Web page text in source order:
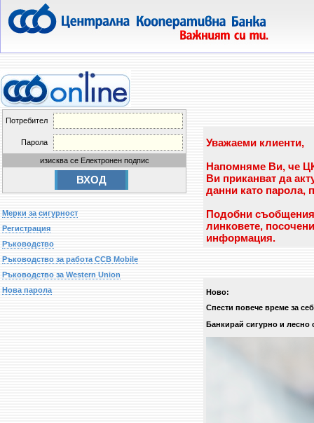
Потребител
Парола
изисква се Електронен подпис
Мерки за сигурност
Регистрация
Ръководство
Ръководство за работа CCB Mobile
Ръководство за Western Union
Нова парола
Уважаеми клиенти,
Напомняме Ви, че
Ви приканват да
данни като парола,
Подобни
линковете,
информация.
Ново:
Спести повече време за
Банкирай сигурно и